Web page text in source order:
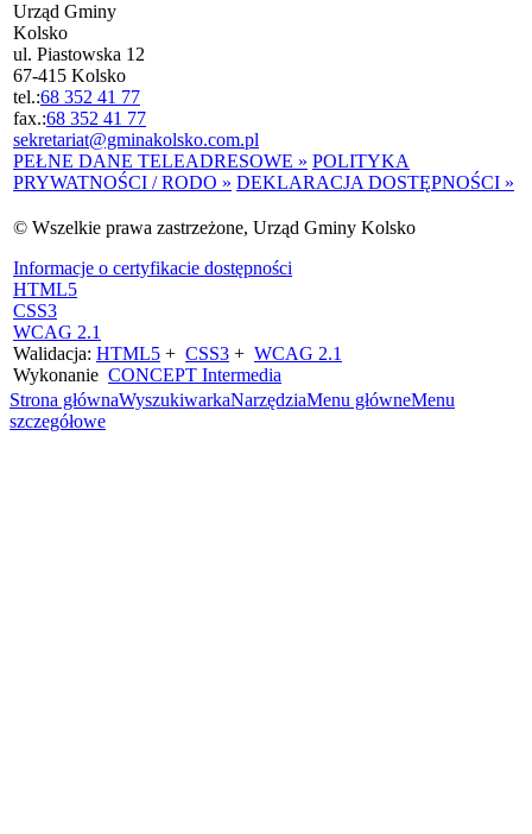
Urząd Gminy
Kolsko
ul. Piastowska 12
67-415 Kolsko
tel.:68 352 41 77
fax.:68 352 41 77
sekretariat@gminakolsko.com.pl
PEŁNE DANE TELEADRESOWE » POLITYKA
PRYWATNOŚCI / RODO » DEKLARACJA DOSTĘPNOŚCI »
© Wszelkie prawa zastrzeżone, Urząd Gminy Kolsko
Informacje o certyfikacie dostępności
HTML5
CSS3
WCAG 2.1
Walidacja: HTML5 + CSS3 + WCAG 2.1
Wykonanie CONCEPT Intermedia
Strona głównaWyszukiwarkaNarzędziaMenu główneMenu
szczegółowe